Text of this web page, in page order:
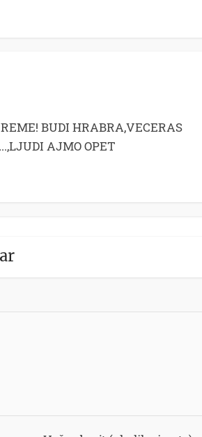
BUDI HRABRA,VECERAS
AJMO OPET